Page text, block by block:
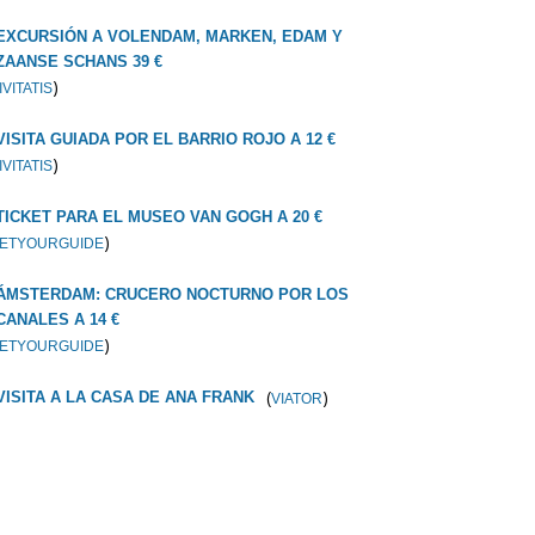
A VOLENDAM, MARKEN, EDAM Y
SCHANS 39 €
)
GUIADA POR EL BARRIO ROJO A 12 €
)
PARA EL MUSEO VAN GOGH A 20 €
)
CRUCERO NOCTURNO POR LOS
A 14 €
)
A LA CASA DE ANA FRANK (VIATOR)